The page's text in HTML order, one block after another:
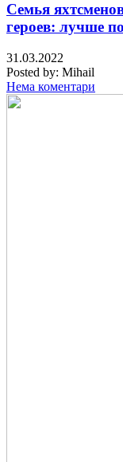
Семья
героев: лучше
31.03.2022
Posted by: Mihail
Нема коментари